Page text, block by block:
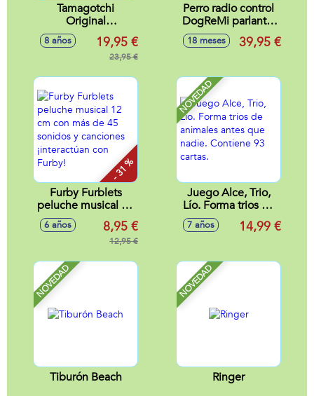
Tamagotchi
Original
5,5x4,5x2,5 Cm -
Modelos surtidos
8 años 19,95 €
23,95 €
Perro radio control
DogReMi parlante.
Control remoto con
2 direcciones y 5
cm
18 meses 39,95 €
- 31 %
Furby Furblets
peluche musical 12
cm con más de 45
sonidos y
canciones
Furby!
6 años 8,95 €
12,95 €
NOVEDAD
Juego Alce, Trio,
Lío. Forma trios de
animales antes que
nadie. Contiene 93
7 años 14,99 €
NOVEDAD
Tiburón Beach
NOVEDAD
Ringer